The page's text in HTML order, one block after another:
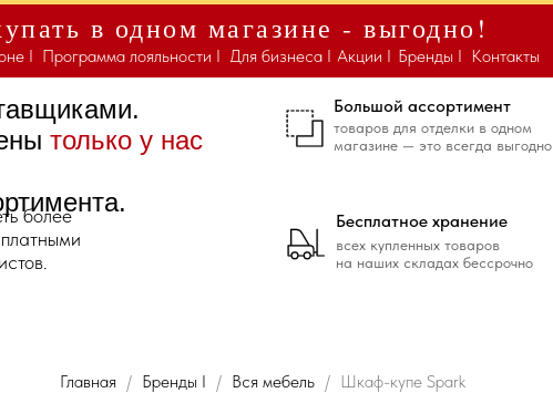
в одном магазине - выгодно!
Контакты
Бренды I
Акции I
Для бизнеса I
Программа лояльности I
I
всех купленных товаров
на наших складах бессрочно
Бесплатное хранение
товаров для отделки в одном
магазине — это всегда выгодно
Большой ассортимент
только у нас
более
Главная Бренды I Вся мебель Шкаф-купе Spark